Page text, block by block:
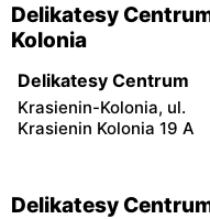
Delikatesy
Kolonia
Delikatesy Centrum
Krasienin-Kolonia, ul.
Krasienin Kolonia 19 A
Delikatesy